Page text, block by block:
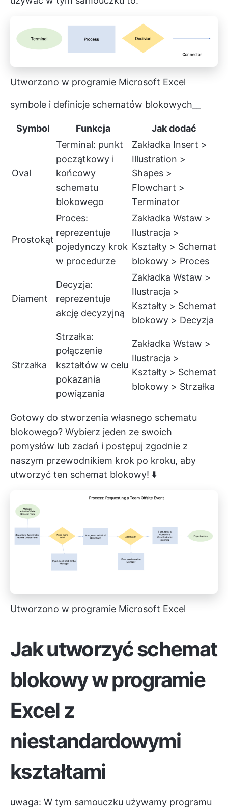
Utworzono w programie Microsoft Excel
symbole i definicje schematów blokowych__
Symbol Funkcja Jak dodać
Oval
Terminal: punkt
początkowy i
końcowy
schematu
blokowego
Zakładka Insert >
Illustration >
Shapes >
Flowchart >
Terminator
Prostokąt
Proces:
reprezentuje
pojedynczy krok
w procedurze
Zakładka Wstaw >
Ilustracja >
Kształty > Schemat
blokowy > Proces
Diament
Decyzja:
reprezentuje
akcję decyzyjną
Zakładka Wstaw >
Ilustracja >
Kształty > Schemat
blokowy > Decyzja
Strzałka
Strzałka:
połączenie
kształtów w celu
pokazania
powiązania
Zakładka Wstaw >
Ilustracja >
Kształty > Schemat
blokowy > Strzałka
Gotowy do stworzenia własnego schematu
blokowego? Wybierz jeden ze swoich
pomysłów lub zadań i postępuj zgodnie z
naszym przewodnikiem krok po kroku, aby
utworzyć ten schemat blokowy! ⬇️
Utworzono w programie Microsoft Excel
Jak utworzyć schemat
blokowy w programie
Excel z
niestandardowymi
kształtami
uwaga: W tym samouczku używamy programu